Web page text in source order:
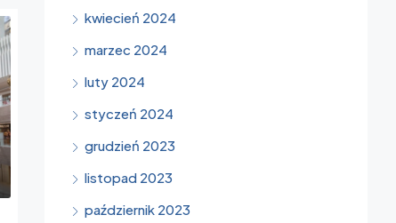
kwiecień 2024
marzec 2024
luty 2024
styczeń 2024
grudzień 2023
listopad 2023
październik 2023